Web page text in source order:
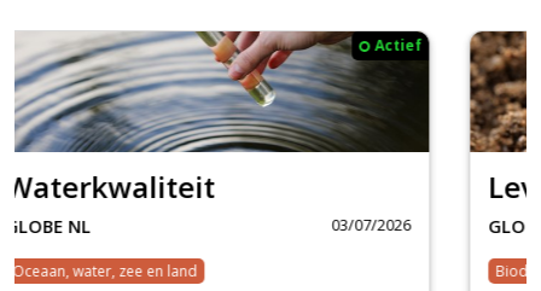
Actief
Levende Bodem
GLOBE NL 03/07/2026
Biodiversiteit